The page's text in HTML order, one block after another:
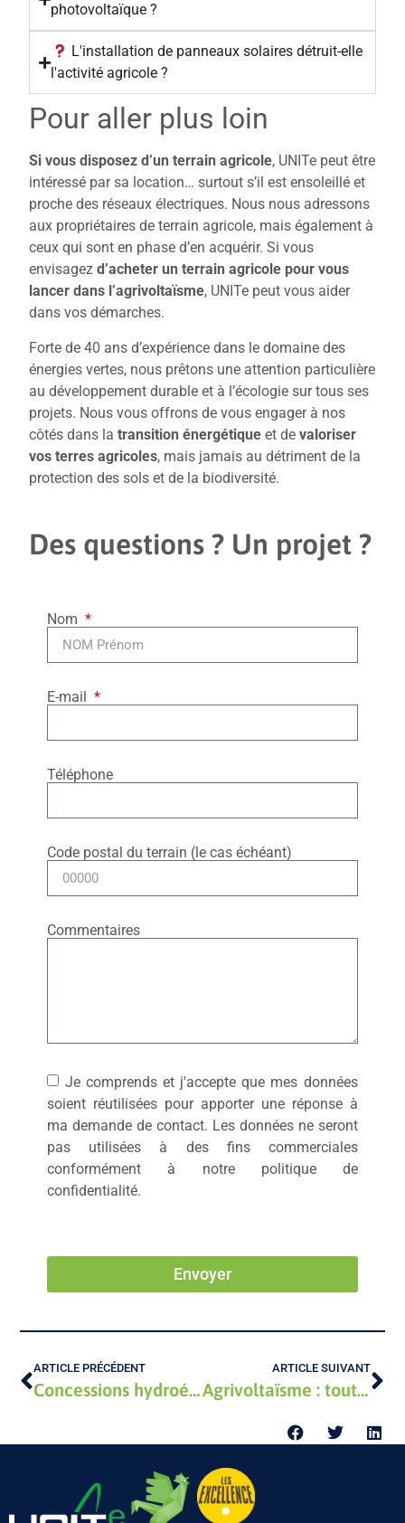
photovoltaïque ?
L'installation de panneaux solaires détruit-elle
l'activité agricole ?
Pour aller plus loin
Si vous disposez d’un terrain agricole, UNITe peut être
intéressé par sa location… surtout s’il est ensoleillé et
proche des réseaux électriques. Nous nous adressons
aux propriétaires de terrain agricole, mais également à
ceux qui sont en phase d’en acquérir.Si vous
envisagezd’acheter un terrain agricole pour vous
lancer dans l’agrivoltaïsme, UNITe peut vous aider
dans vos démarches.
Forte de 40 ans d’expérience dans le domaine des
énergies vertes, nous prêtons une attention particulière
au développement durable et à l’écologie sur tous ses
projets. Nous vous offrons de vous engager à nos
côtés dans latransition énergétique et devaloriser
vos terres agricoles, mais jamais au détriment de la
protection des sols et de la biodiversité.
Des questions ? Un projet ?
Nom
E-mail
Téléphone
Code postal du terrain (le cas échéant)
Commentaires
Je comprends et j'accepte que mes données
soient réutilisées pour apporter une réponse à
ma demande de contact. Les données ne seront
pas utilisées à des fins commerciales
conformément à notre politique de
confidentialité.
Envoyer
ARTICLE PRÉCÉDENT
Concessions hydroélectriques : modernisation vs. remise en état ? La proposition de loi Bolo-Battistel au centre du débat.
ARTICLE SUIVANT
Agrivoltaïsme : tout savoir sur la ferme agrivoltaïque en 2026